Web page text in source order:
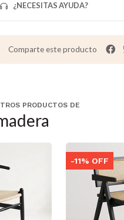
¿NECESITAS AYUDA?
Comparte este producto
PRODUCTOS DE
-11% OFF